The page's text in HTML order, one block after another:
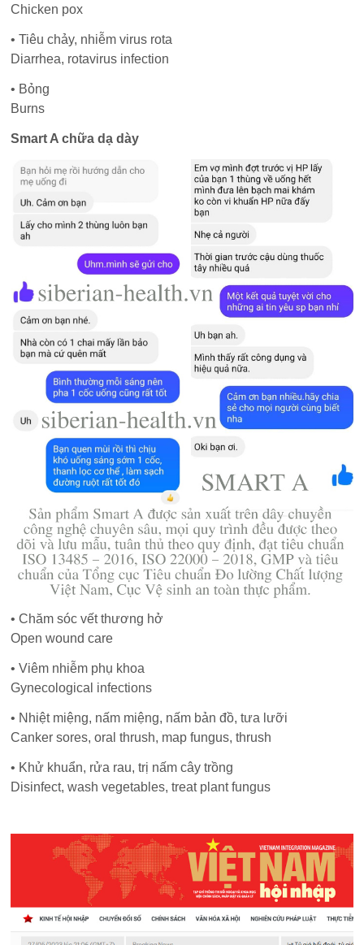
Chicken pox
• Tiêu chảy, nhiễm virus rota
Diarrhea, rotavirus infection
• Bỏng
Burns
Smart A chữa dạ dày
• Chăm sóc vết thương hở
Open wound care
• Viêm nhiễm phụ khoa
Gynecological infections
• Nhiệt miệng, nấm miệng, nấm bản đồ, tưa lưỡi
Canker sores, oral thrush, map fungus, thrush
• Khử khuẩn, rửa rau, trị nấm cây trồng
Disinfect, wash vegetables, treat plant fungus